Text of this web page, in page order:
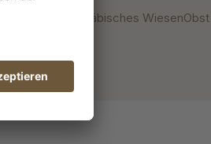
Verein Schwäbisches WiesenObst